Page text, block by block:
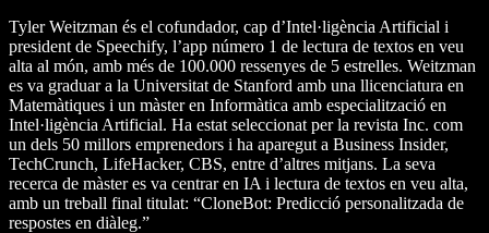
Tyler Weitzman és el cofundador, cap d’Intel·ligència Artificial i
president de Speechify, l’app número 1 de lectura de textos en veu
alta al món, amb més de 100.000 ressenyes de 5 estrelles. Weitzman
es va graduar a la Universitat de Stanford amb una llicenciatura en
Matemàtiques i un màster en Informàtica amb especialització en
Intel·ligència Artificial. Ha estat seleccionat per la revista Inc. com
un dels 50 millors emprenedors i ha aparegut a Business Insider,
TechCrunch, LifeHacker, CBS, entre d’altres mitjans. La seva
recerca de màster es va centrar en IA i lectura de textos en veu alta,
amb un treball final titulat: “CloneBot: Predicció personalitzada de
respostes en diàleg.”